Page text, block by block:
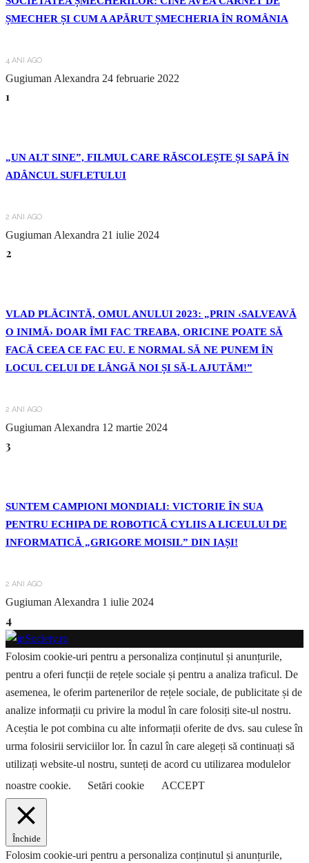
ȘMECHER ȘI CUM A APĂRUT ȘMECHERIA ÎN ROMÂNIA
4 ANI AGO
Gugiuman Alexandra 24 februarie 2022
1
„UN ALT SINE”, FILMUL CARE RĂSCOLEȘTE ȘI SAPĂ ÎN
ADÂNCUL SUFLETULUI
2 ANI AGO
Gugiuman Alexandra 21 iulie 2024
2
VLAD PLĂCINTĂ, OMUL ANULUI 2023: „PRIN ‹SALVEAVĂ
O INIMĂ› DOAR ÎMI FAC TREABA, ORICINE POATE SĂ
FACĂ CEEA CE FAC EU. E NORMAL SĂ NE PUNEM ÎN
LOCUL CELUI DE LÂNGĂ NOI ȘI SĂ-L AJUTĂM!”
2 ANI AGO
Gugiuman Alexandra 12 martie 2024
3
SUNTEM CAMPIONI MONDIALI: VICTORIE ÎN SUA
PENTRU ECHIPA DE ROBOTICĂ CYLIIS A LICEULUI DE
INFORMATICĂ „GRIGORE MOISIL” DIN IAȘI!
2 ANI AGO
Gugiuman Alexandra 1 iulie 2024
4
Folosim cookie-uri pentru a personaliza conținutul și anunțurile,
pentru a oferi funcții de rețele sociale și pentru a analiza traficul. De
asemenea, le oferim partenerilor de rețele sociale, de publicitate și de
analize informații cu privire la modul în care folosiți site-ul nostru.
Aceștia le pot combina cu alte informații oferite de dvs. sau culese în
urma folosirii serviciilor lor. În cazul în care alegeți să continuați să
utilizați website-ul nostru, sunteți de acord cu utilizarea modulelor
noastre cookie.
Setări cookie ACCEPT
Închide
Folosim cookie-uri pentru a personaliza conținutul și anunțurile,